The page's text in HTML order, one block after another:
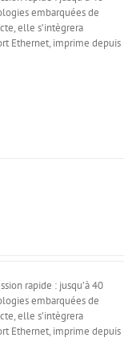
embarquées de
elle s’intègrera
Ethernet, imprime depuis
rapide : jusqu’à 40
embarquées de
elle s’intègrera
Ethernet, imprime depuis